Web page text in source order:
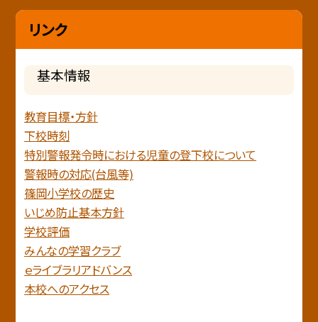
リンク
基本情報
教育目標・方針
下校時刻
特別警報発令時における児童の登下校について
警報時の対応(台風等)
篠岡小学校の歴史
いじめ防止基本方針
学校評価
みんなの学習クラブ
ｅライブラリアドバンス
本校へのアクセス